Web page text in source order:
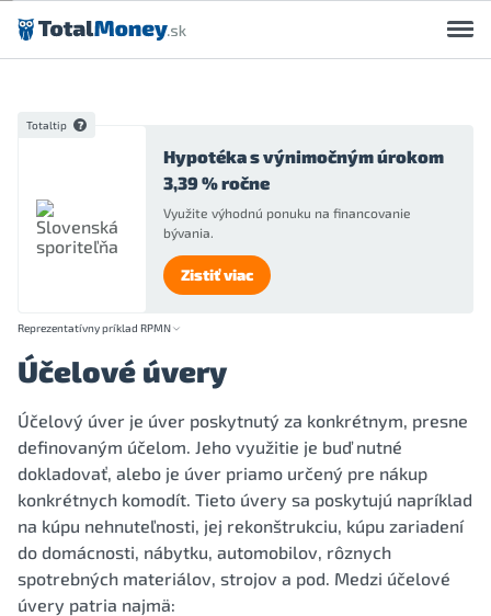
Preskočiť na obsah
Totaltip
Hypotéka s výnimočným úrokom
3,39 % ročne
Využite výhodnú ponuku na financovanie
bývania.
Zistiť viac
Reprezentatívny príklad RPMN
Účelové úvery
Účelový úver je úver poskytnutý za konkrétnym, presne
definovaným účelom. Jeho využitie je buď nutné
dokladovať, alebo je úver priamo určený pre nákup
konkrétnych komodít. Tieto úvery sa poskytujú napríklad
na kúpu nehnuteľnosti, jej rekonštrukciu, kúpu zariadení
do domácnosti, nábytku, automobilov, rôznych
spotrebných materiálov, strojov a pod. Medzi účelové
úvery patria najmä: